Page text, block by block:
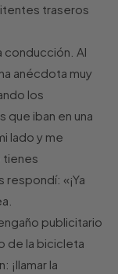
traseros
conducción. Al
anécdota muy
los
que iban en una
lado y me
tienes
respondí: «¡Ya
publicitario
de la bicicleta
¡llamar la